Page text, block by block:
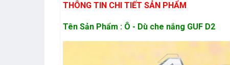
THÔNG TIN CHI TIẾT SẢN PHẨM
Tên Sản Phẩm : Ô - Dù che nắng GUF D2